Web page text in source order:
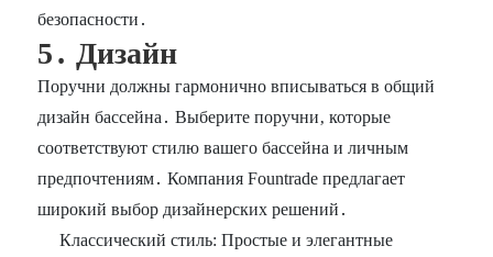
безопасности․
5․ Дизайн
Поручни должны гармонично вписываться в общий
дизайн бассейна․ Выберите поручни‚ которые
соответствуют стилю вашего бассейна и личным
предпочтениям․ Компания Fountrade предлагает
широкий выбор дизайнерских решений․
Классический стиль: Простые и элегантные